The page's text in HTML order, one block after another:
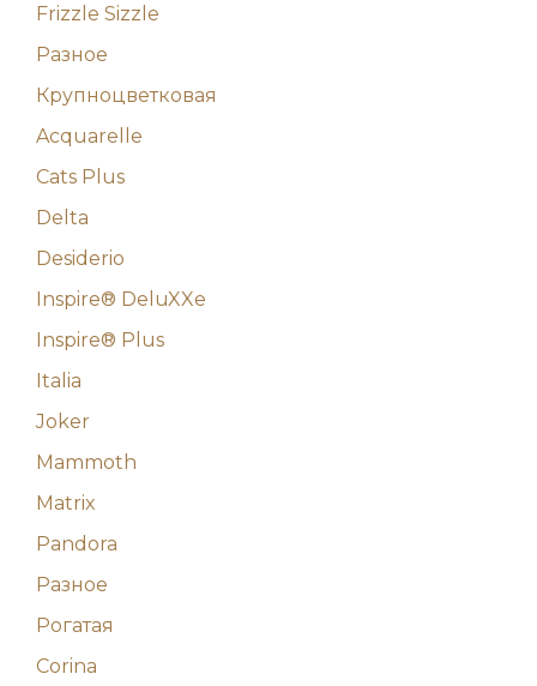
Frizzle Sizzle
Разное
Крупноцветковая
Acquarelle
Cats Plus
Delta
Desiderio
Inspire® DeluXXe
Inspire® Plus
Italia
Joker
Mammoth
Matrix
Pandora
Разное
Рогатая
Corina